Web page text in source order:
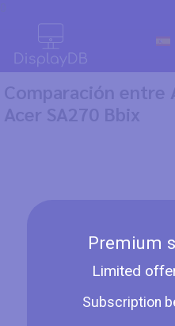
Premium
Limited
Subscription
Comparación entre
Acer SA270 Bbix